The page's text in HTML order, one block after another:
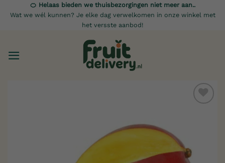
naar
🍊 Helaas bieden we thuisbezorgingen niet meer aan..
Wat we wél kunnen? Je elke dag verwelkomen in onze winkel met
het versste aanbod!
verlanglijst